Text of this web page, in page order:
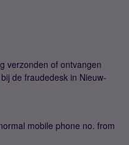
verzonden of ontvangen
de fraudedesk in Nieuw-
mobile phone no. from